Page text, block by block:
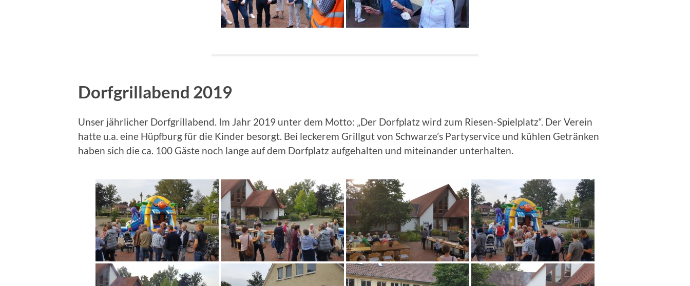
Dorfgrillabend 2019
Unser jährlicher Dorfgrillabend. Im Jahr 2019 unter dem Motto: „Der Dorfplatz wird zum Riesen-Spielplatz“. Der Verein
hatte u.a. eine Hüpfburg für die Kinder besorgt. Bei leckerem Grillgut von Schwarze’s Partyservice und kühlen Getränken
haben sich die ca. 100 Gäste noch lange auf dem Dorfplatz aufgehalten und miteinander unterhalten.